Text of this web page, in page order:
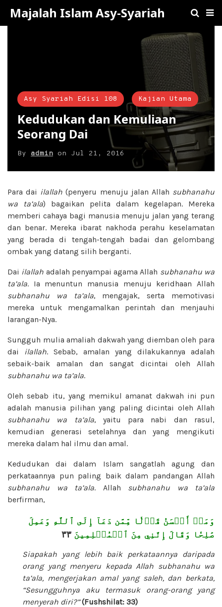
Majalah Islam Asy-Syariah
Asy Syariah Edisi 108 Kajian Utama
Kedudukan dan Kemuliaan
Seorang Dai
By admin on Jul 21, 2016
Para dai ilallah(penyeru menuju jalan Allah subhanahu
wa ta’ala) bagaikan pelita dalam kegelapan. Mereka
memberi cahaya bagi manusia menuju jalan yang terang
dan benar. Mereka ibarat nakhoda perahu keselamatan
yang berada di tengah-tengah badai dan gelombang
ombak yang datang silih berganti.
Dai ilallah adalah penyampai agama Allah subhanahu wa
ta’ala. Ia menuntun manusia menuju keridhaan Allah
subhanahu wa ta’ala, mengajak, serta memotivasi
mereka untuk mengamalkan perintah dan menjauhi
larangan-Nya.
Sungguh mulia amaliah dakwah yang diemban oleh para
dai
ilallah. Sebab, amalan yang dilakukannya adalah
sebaik-baik amalan dan sangat dicintai oleh Allah
subhanahu wa ta’ala.
Oleh sebab itu, yang memikul amanat dakwah ini pun
adalah manusia pilihan yang paling dicintai oleh Allah
subhanahu wa ta’ala, yaitu para nabi dan rasul,
kemudian generasi setelahnya dan yang mengikuti
mereka dalam hal ilmu dan amal.
Kedudukan dai dalam Islam sangatlah agung dan
perkataannya pun paling baik dalam pandangan Allah
subhanahu wa ta’ala. Allah subhanahu wa ta’ala
berfirman,
وَمَنۡ أَحۡسَنُ قَوۡلٗا مِّمَّن دَعَآ إِلَى ٱللَّهِ وَعَمِلَ
صَٰلِحٗا وَقَالَ إِنَّنِي مِنَ ٱلۡمُسۡلِمِينَ
Siapakah yang lebih baik perkataannya daripada
orang yang menyeru kepada Allah subhanahu wa
ta’ala, mengerjakan amal yang saleh, dan berkata,
“Sesungguhnya aku termasuk orang-orang yang
menyerah diri?”(Fushshilat: 33)